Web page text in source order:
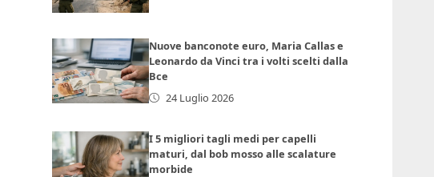
Nuove banconote euro, Maria Callas e
Leonardo da Vinci tra i volti scelti dalla
Bce
24 Luglio 2026
I 5 migliori tagli medi per capelli
maturi, dal bob mosso alle scalature
morbide